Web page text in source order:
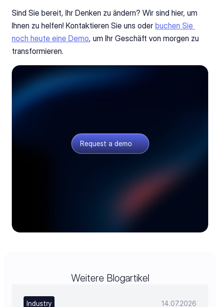
Sind Sie bereit, Ihr Denken zu ändern? Wir sind hier, um
Ihnen zu helfen! Kontaktieren Sie uns oder buchen Sie
noch heute eine Demo, um Ihr Geschäft von morgen zu
transformieren.
Put APIs to work for you
Request a demo
Weitere Blogartikel
Industry 14.07.2026